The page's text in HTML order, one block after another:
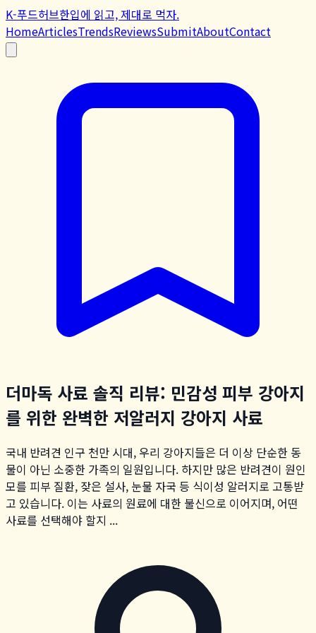
K-푸드허브한입에 읽고, 제대로 먹자.
HomeArticlesTrendsReviewsSubmitAboutContact
더마독 사료 솔직 리뷰: 민감성 피부 강아지
를 위한 완벽한 저알러지 강아지 사료
국내 반려견 인구 천만 시대, 우리 강아지들은 더 이상 단순한 동
물이 아닌 소중한 가족의 일원입니다. 하지만 많은 반려견이 원인
모를 피부 질환, 잦은 설사, 눈물 자국 등 식이성 알러지로 고통받
고 있습니다. 이는 사료의 원료에 대한 불신으로 이어지며, 어떤
사료를 선택해야 할지 ...